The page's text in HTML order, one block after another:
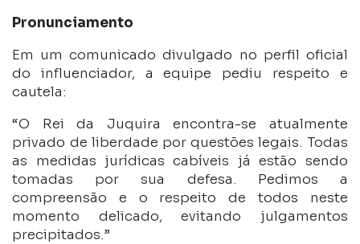
Pronunciamento
Em um comunicado divulgado no perfil oficial
do influenciador, a equipe pediu respeito e
cautela:
“O Rei da Juquira encontra-se atualmente
privado de liberdade por questões legais. Todas
as medidas jurídicas cabíveis já estão sendo
tomadas por sua defesa. Pedimos a
compreensão e o respeito de todos neste
momento delicado, evitando julgamentos
precipitados.”